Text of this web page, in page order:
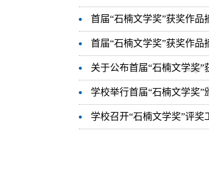
首届“石楠文学奖”获奖作品
首届“石楠文学奖”获奖作品
关于公布首届“石楠文学奖”
学校举行首届“石楠文学奖”
学校召开“石楠文学奖”评奖